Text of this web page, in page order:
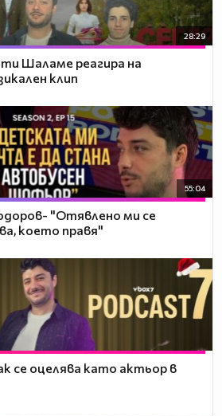
28:29
Шаламе реагира на
клип
55:04
"Отявлено ми се
което правя"
се оцелява като актьор в